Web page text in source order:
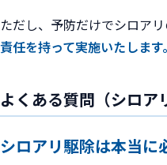
ただし、予防だけでシロア
責任を持って実施いたします。
よくある質問（シロア
シロアリ駆除は本当に